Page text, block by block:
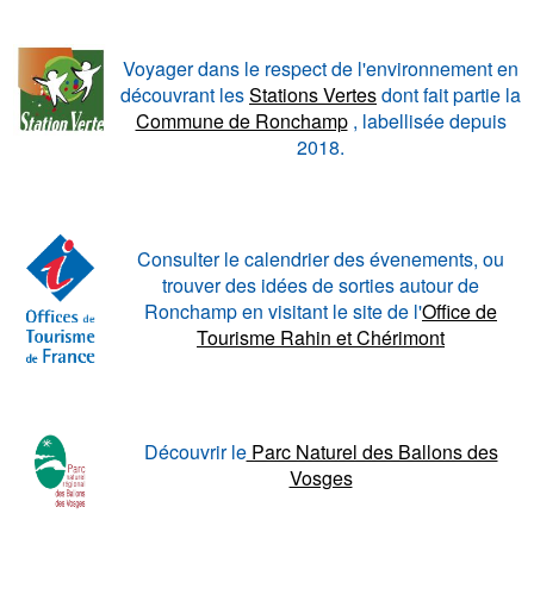
Voyager dans le respect de l'environnement en
découvrant lesStations Vertesdont fait partie la
Commune de Ronchamp, labellisée depuis
2018.
Consulter le calendrier des évenements, ou
trouver des idées de sorties autour de
Ronchamp en visitant le site de l'Office de
Tourisme Rahin et Chérimont
Découvrir leParc Naturel des Ballons des
Vosges